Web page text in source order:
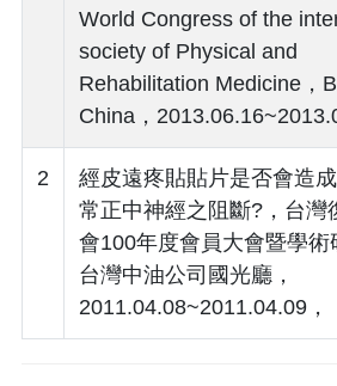
World Congress of the
society of Physical and
Rehabilitation Medicine，
China，
2
經皮遠疼貼貼片是否會造
常正中神經之阻斷?，台灣
會100年度會員大會暨學術
台灣中油公司國光廳，
2011.04.08~2011.04.09，